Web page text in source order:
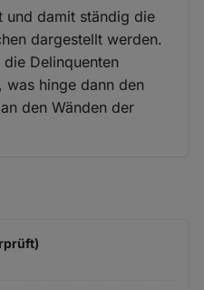
und damit ständig die
dargestellt werden.
Delinquenten
hinge dann den
den Wänden der